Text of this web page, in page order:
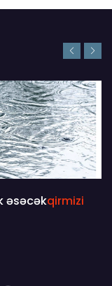
əsəcəkqirmizi